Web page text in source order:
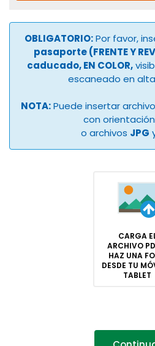
OBLIGATORIO:Por favor,
pasaporte (FRENTE Y
caducado, EN COLOR,
escaneado en
NOTA:Puede insertar
con
o archivos JPG
CARGA
ARCHIVO
HAZ UNA
DESDE TU
TABLET